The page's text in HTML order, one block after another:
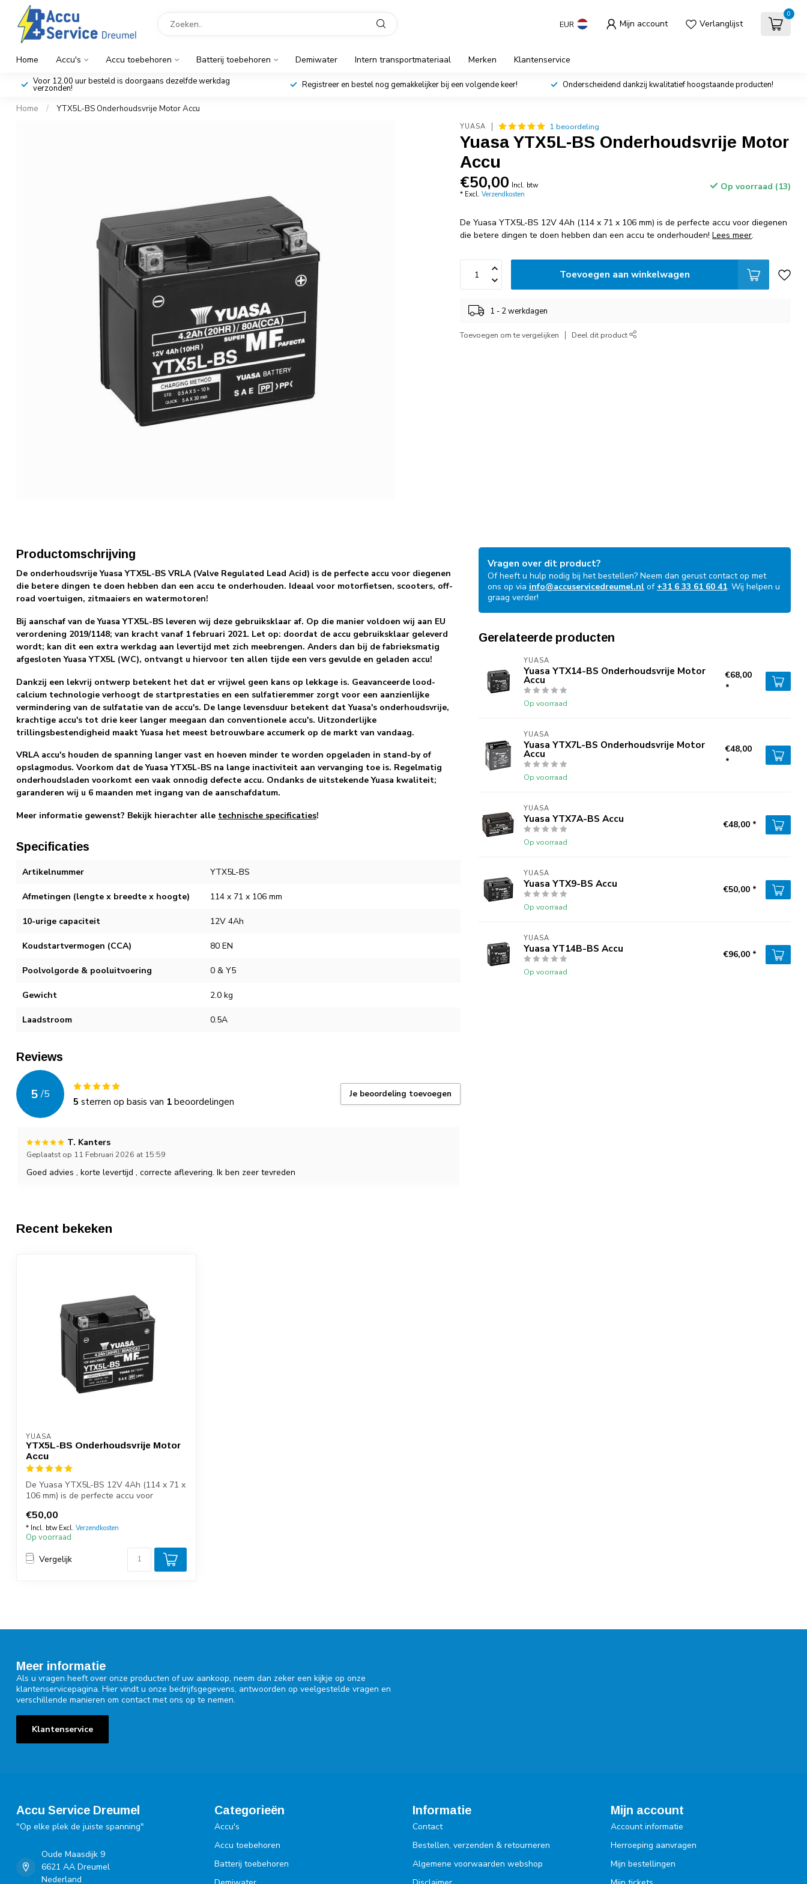
EUR Mijn account Verlanglijst
0
Home Accu's Accu toebehoren Batterij toebehoren Demiwater Intern transportmateriaal Merken Klantenservice
Voor 12.00 uur besteld is doorgaans dezelfde werkdag
verzonden! Registreer en bestel nog gemakkelijker bij een volgende keer! Onderscheidend dankzij kwalitatief hoogstaande producten!
Home / YTX5L-BS Onderhoudsvrije Motor Accu
YUASA 1 beoordeling
Yuasa YTX5L-BS Onderhoudsvrije Motor
Accu
€50,00 Incl. btw
* Excl.Verzendkosten
Op voorraad (13)
De Yuasa YTX5L-BS 12V 4Ah (114 x 71 x 106 mm) is de perfecte accu voor diegenen
die betere dingen te doen hebben dan een accu te onderhouden!Lees meer.
Toevoegen aan winkelwagen
1 - 2 werkdagen
Toevoegen om te vergelijken Deel dit product
Productomschrijving
De onderhoudsvrije Yuasa YTX5L-BS VRLA (Valve Regulated Lead Acid) is de perfecte accu voor diegenen
die betere dingen te doen hebben dan een accu te onderhouden. Ideaal voor motorfietsen, scooters, off-
road voertuigen, zitmaaiers en watermotoren!
Bij aanschaf van de Yuasa YTX5L-BS leveren wij deze gebruiksklaar af. Op die manier voldoen wij aan EU
verordening 2019/1148; van kracht vanaf 1 februari 2021. Let op: doordat de accu gebruiksklaar geleverd
wordt; kan dit een extra werkdag aan levertijd met zich meebrengen. Anders dan bij de fabrieksmatig
afgesloten Yuasa YTX5L (WC), ontvangt u hiervoor ten allen tijde een vers gevulde en geladen accu!
Dankzij een lekvrij ontwerp betekent het dat er vrijwel geen kans op lekkage is. Geavanceerde lood-
calcium technologie verhoogt de startprestaties en een sulfatieremmer zorgt voor een aanzienlijke
vermindering van de sulfatatie van de accu's. De lange levensduur betekent dat Yuasa's onderhoudsvrije,
krachtige accu's tot drie keer langer meegaan dan conventionele accu's. Uitzonderlijke
trillingsbestendigheid maakt Yuasa het meest betrouwbare accumerk op de markt van vandaag.
VRLA accu's houden de spanning langer vast en hoeven minder te worden opgeladen in stand-by of
opslagmodus. Voorkom dat de Yuasa YTX5L-BS na lange inactiviteit aan vervanging toe is. Regelmatig
onderhoudsladen voorkomt een vaak onnodig defecte accu. Ondanks de uitstekende Yuasa kwaliteit;
garanderen wij u 6 maanden met ingang van de aanschafdatum.
Meer informatie gewenst? Bekijk hierachter alle technische specificaties!
Specificaties
Artikelnummer YTX5L-BS
Afmetingen (lengte x breedte x hoogte) 114 x 71 x 106 mm
10-urige capaciteit 12V 4Ah
Koudstartvermogen (CCA) 80 EN
Poolvolgorde & pooluitvoering 0 & Y5
Gewicht 2.0 kg
Laadstroom 0.5A
Reviews
5 /5
5 sterren op basis van 1beoordelingen
Je beoordeling toevoegen
T. Kanters
Geplaatst op 11 Februari 2026 at 15:59
Goed advies , korte levertijd , correcte aflevering. Ik ben zeer tevreden
Vragen over dit product?
Of heeft u hulp nodig bij het bestellen? Neem dan gerust contact op met
ons op via info@accuservicedreumel.nl of +31 6 33 61 60 41. Wij helpen u
graag verder!
Gerelateerde producten
YUASA
Yuasa YTX14-BS Onderhoudsvrije Motor
Accu
Op voorraad
€68,00
*
YUASA
Yuasa YTX7L-BS Onderhoudsvrije Motor
Accu
Op voorraad
€48,00
*
YUASA
Yuasa YTX7A-BS Accu
Op voorraad
€48,00 *
YUASA
Yuasa YTX9-BS Accu
Op voorraad
€50,00 *
YUASA
Yuasa YT14B-BS Accu
Op voorraad
€96,00 *
Recent bekeken
YUASA
YTX5L-BS Onderhoudsvrije Motor
Accu
De Yuasa YTX5L-BS 12V 4Ah (114 x 71 x
106 mm) is de perfecte accu voor
€50,00
* Incl. btw Excl. Verzendkosten
Op voorraad
Vergelijk
Meer informatie
Als u vragen heeft over onze producten of uw aankoop, neem dan zeker een kijkje op onze
klantenservicepagina. Hier vindt u onze bedrijfsgegevens, antwoorden op veelgestelde vragen en
verschillende manieren om contact met ons op te nemen.
Klantenservice
Accu Service Dreumel
"Op elke plek de juiste spanning"
Oude Maasdijk 9
6621 AA Dreumel
Nederland
Categorieën
Accu's
Accu toebehoren
Batterij toebehoren
Informatie
Contact
Bestellen, verzenden & retourneren
Algemene voorwaarden webshop
Mijn account
Account informatie
Herroeping aanvragen
Mijn bestellingen